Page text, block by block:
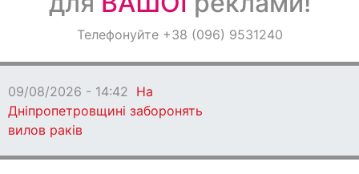
ОголошенняТелефонуйте +38 (096) 9531240
09/08/2026 - 14:42 На
Дніпропетровщині заборонять
вилов раків